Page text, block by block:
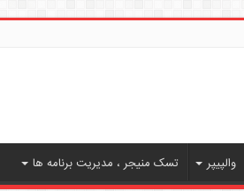
والپیپر تسک منیجر ، مدیریت برنامه ها